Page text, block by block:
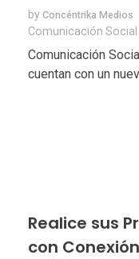
by Concéntrika Medios
Comunicación
Comunicación
cuentan con un
Realice sus
con